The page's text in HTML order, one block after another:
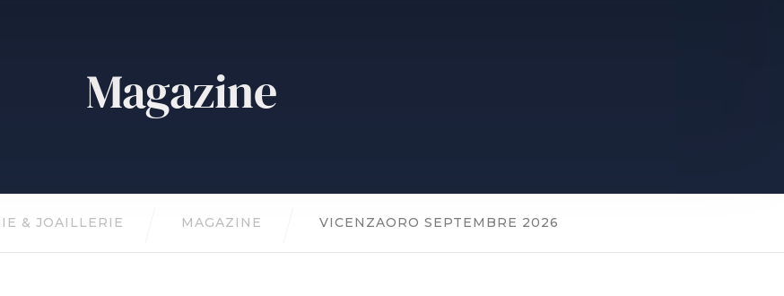
Magazine
& JOAILLERIE MAGAZINE VICENZAORO SEPTEMBRE 2026